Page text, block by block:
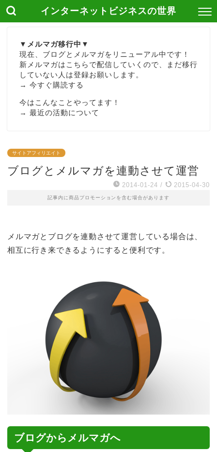
インターネットビジネスの世界
▼メルマガ移行中▼
現在、ブログとメルマガをリニューアル中です！
新メルマガはこちらで配信していくので、まだ移行
していない人は登録お願いします。
→ 今すぐ購読する
今はこんなことやってます！
→ 最近の活動について
サイトアフィリエイト
ブログとメルマガを連動させて運営
2014-01-24 / 2015-04-30
記事内に商品プロモーションを含む場合があります
メルマガとブログを連動させて運営している場合は、
相互に行き来できるようにすると便利です。
ブログからメルマガへ